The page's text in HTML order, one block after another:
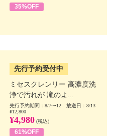
35%OFF
先行予約受付中
ミセスクレンリー 高濃度洗
浄で汚れが 滝のよ...
先行予約期間：8/7〜12 放送日：8/13
¥12,800
¥4,980 (税込)
61%OFF